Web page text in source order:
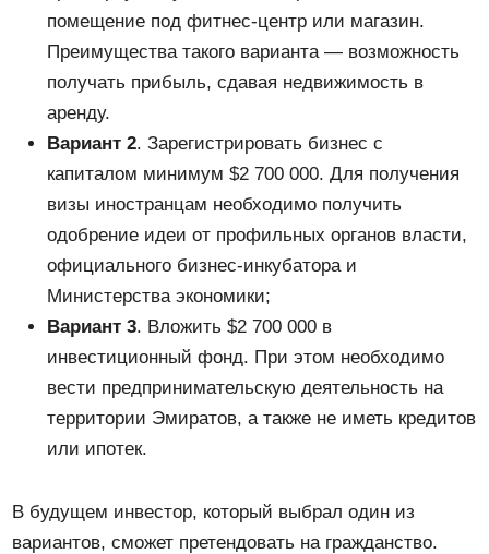
помещение под фитнес-центр или магазин.
Преимущества такого варианта — возможность
получать прибыль, сдавая недвижимость в
аренду.
Вариант 2. Зарегистрировать бизнес с
капиталом минимум $2 700 000. Для получения
визы иностранцам необходимо получить
одобрение идеи от профильных органов власти,
официального бизнес-инкубатора и
Министерства экономики;
Вариант 3. Вложить $2 700 000 в
инвестиционный фонд. При этом необходимо
вести предпринимательскую деятельность на
территории Эмиратов, а также не иметь кредитов
или ипотек.
В будущем инвестор, который выбрал один из
вариантов, сможет претендовать на гражданство.